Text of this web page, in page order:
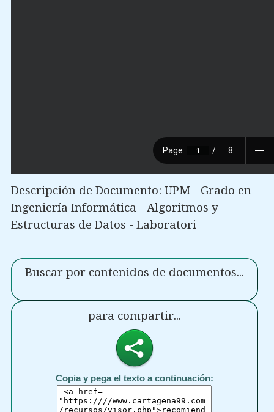
Descripción de Documento: UPM - Grado en
Ingeniería Informática - Algoritmos y
Estructuras de Datos - Laboratori
Buscar por contenidos de documentos...
para compartir...
Copia y pega el texto a continuación: